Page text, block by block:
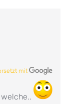
mit